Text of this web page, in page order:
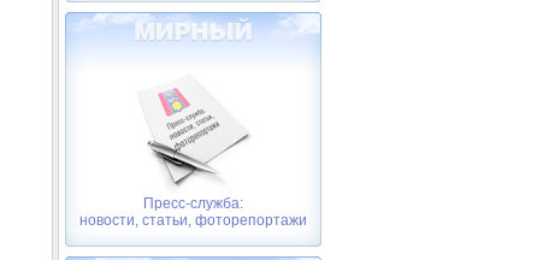
Пресс-служба:
новости, статьи, фоторепортажи